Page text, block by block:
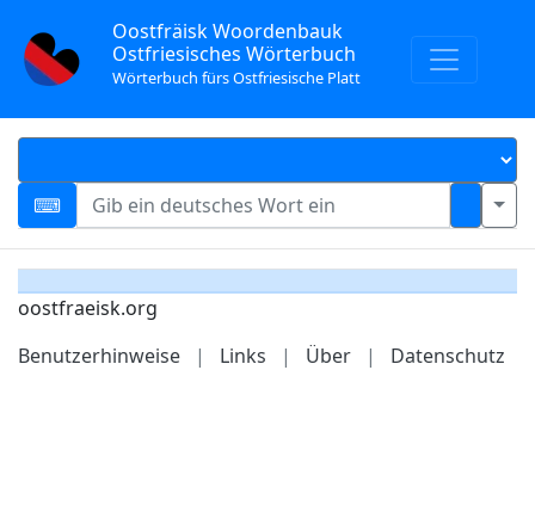
Oostfräisk Woordenbauk
Ostfriesisches Wörterbuch
Wörterbuch fürs Ostfriesische Platt
oostfraeisk.org
Benutzerhinweise
| Links | Über | Datenschutz